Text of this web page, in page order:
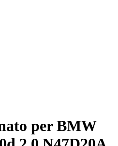
per BMW